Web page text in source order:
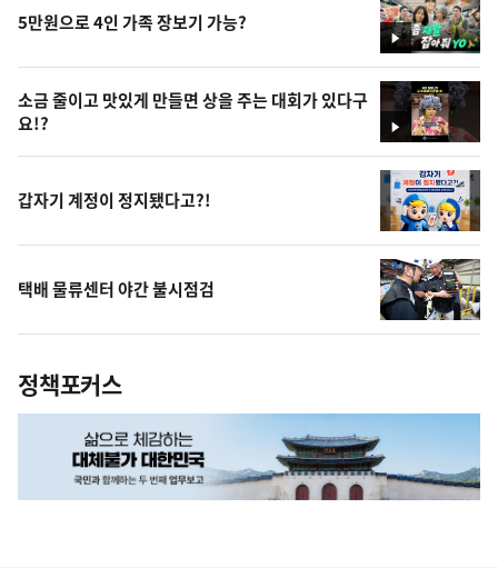
영
상
5만원으로 4인 가족 장보기 가능?
영
상
소금 줄이고 맛있게 만들면 상을 주는 대회가 있다구
요!?
갑자기 계정이 정지됐다고?!
택배 물류센터 야간 불시점검
정책포커스